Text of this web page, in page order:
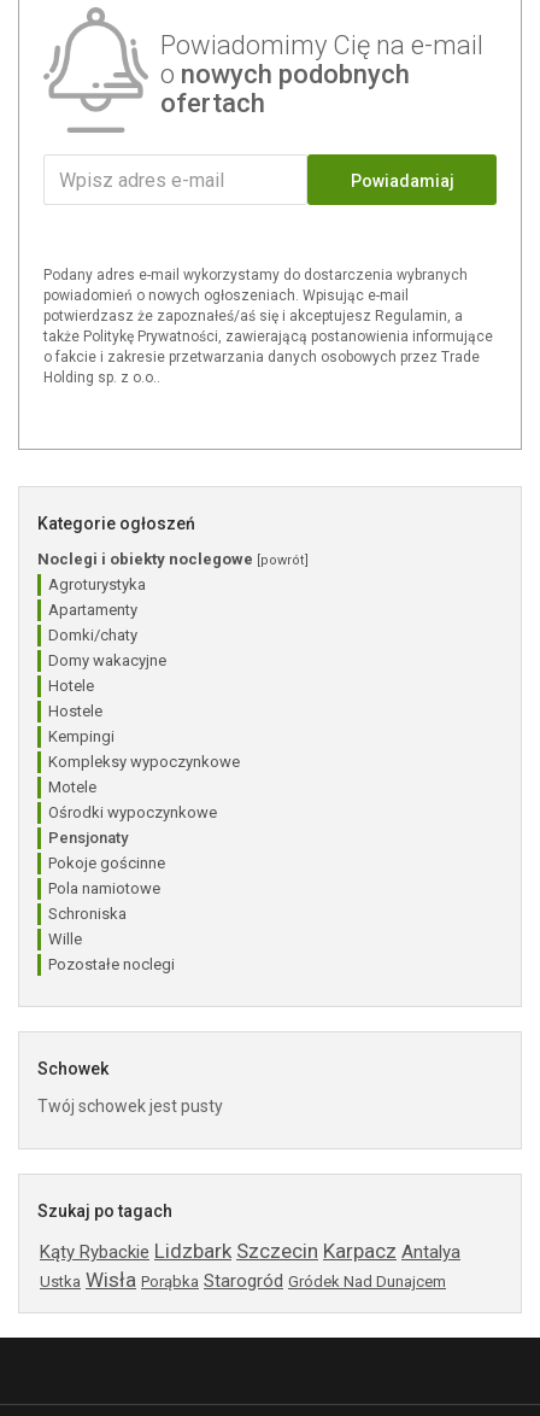
Powiadomimy Cię na e-mail
o nowych podobnych
ofertach
Powiadamiaj
Podany adres e-mail wykorzystamy do dostarczenia wybranych
powiadomień o nowych ogłoszeniach. Wpisując e-mail
potwierdzasz że zapoznałeś/aś się i akceptujesz Regulamin, a
także Politykę Prywatności, zawierającą postanowienia informujące
o fakcie i zakresie przetwarzania danych osobowych przez Trade
Holding sp. z o.o..
Kategorie ogłoszeń
Noclegi i obiekty noclegowe [powrót]
Agroturystyka
Apartamenty
Domki/chaty
Domy wakacyjne
Hotele
Hostele
Kempingi
Kompleksy wypoczynkowe
Motele
Ośrodki wypoczynkowe
Pensjonaty
Pokoje gościnne
Pola namiotowe
Schroniska
Wille
Pozostałe noclegi
Schowek
Twój schowek jest pusty
Szukaj po tagach
Kąty Rybackie Lidzbark Szczecin Karpacz Antalya
Ustka Wisła Porąbka Starogród Gródek Nad Dunajcem